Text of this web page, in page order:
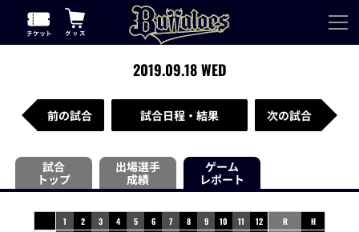
2019.09.18 WED
前の試合 試合日程・結果 次の試合
試合
トップ
出場選手
成績
ゲーム
レポート
1 2 3 4 5 6 7 8 9 10 11 12 R H